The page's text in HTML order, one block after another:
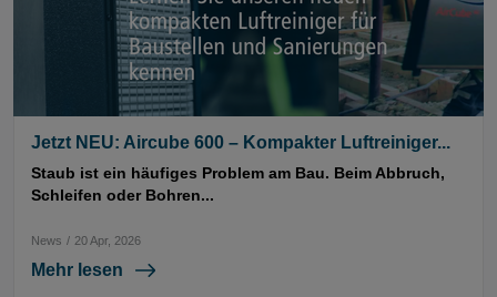
Jetzt NEU: Aircube 600 – Kompakter Luftreiniger...
Staub ist ein häufiges Problem am Bau. Beim Abbruch,
Schleifen oder Bohren...
News / 20 Apr, 2026
Mehr lesen